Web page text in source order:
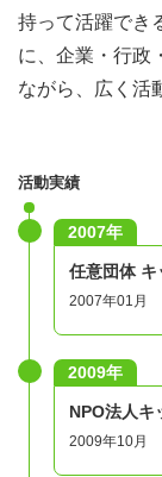
持って活躍でき
に、企業・行政
ながら、広く活
活動実績
2007年
任意団体 キ
2007年01月
2009年
NPO法人キ
2009年10月